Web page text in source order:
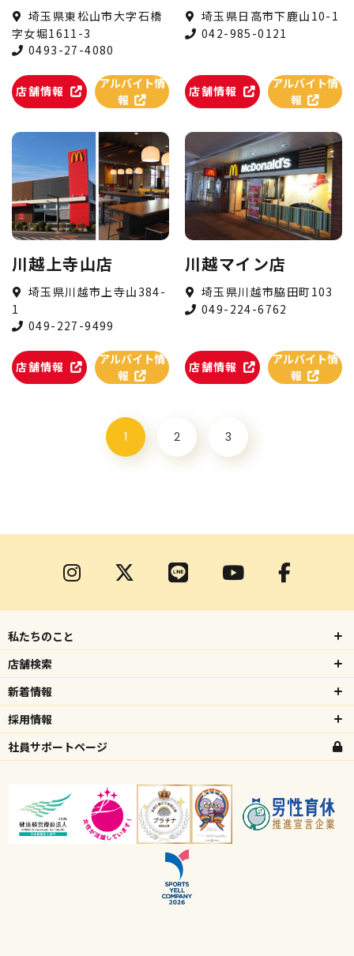
埼玉県東松山市大字石橋
字女堀1611-3
0493-27-4080
店舗情報
アルバイト情
報
埼玉県日高市下鹿山10-1
042-985-0121
店舗情報
アルバイト情
報
川越上寺山店
埼玉県川越市上寺山384-
1
049-227-9499
店舗情報
アルバイト情
報
川越マイン店
埼玉県川越市脇田町103
049-224-6762
店舗情報
アルバイト情
報
1 2 3
私たちのこと
店舗検索
新着情報
採用情報
社員サポートページ